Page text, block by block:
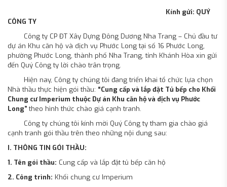
Kính gửi: QUÝ
CÔNG TY
Công ty CP ĐT Xây Dựng Đông Dương Nha Trang – Chủ đầu tư
dự án Khu căn hộ và dịch vụ Phước Long tại số 16 Phước Long,
phường Phước Long, thành phố Nha Trang, tỉnh Khánh Hòa xin gửi
đến Quý Công ty lời chào trân trọng.
Hiện nay, Công ty chúng tôi đang triển khai tổ chức lựa chọn
Nhà thầu thực hiện gói thầu: “Cung cấp và lắp đặt Tủ bếp cho Khối
Chung cư Imperium thuộc Dự án Khu căn hộ và dịch vụ Phước
Long”theo hình thức chào giá cạnh tranh.
Công ty chúng tôi kính mời Quý Công ty tham gia chào giá
cạnh tranh gói thầu trên theo những nội dung sau:
I. THÔNG TIN GÓI THẦU:
1. Tên gói thầu: Cung cấp và lắp đặt tủ bếp căn hộ
2. Công trình: Khối chung cư Imperium